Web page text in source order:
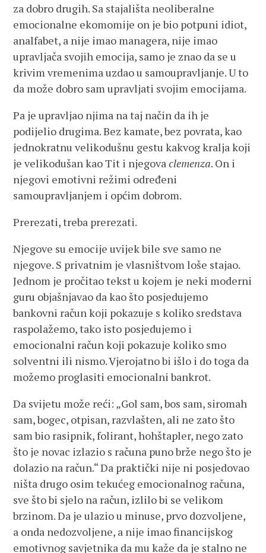
za dobro drugih. Sa stajališta neoliberalne
emocionalne ekomomije on je bio potpuni idiot,
analfabet, a nije imao managera, nije imao
upravljača svojih emocija, samo je znao da se u
krivim vremenima uzdao u samoupravljanje. U to
da može dobro sam upravljati svojim emocijama.
Pa je upravljao njima na taj način da ih je
podijelio drugima. Bez kamate, bez povrata, kao
jednokratnu velikodušnu gestu kakvog kralja koji
je velikodušan kao Tit i njegovaclemenza. On i
njegovi emotivni režimi određeni
samoupravljanjem i općim dobrom.
Prerezati, treba prerezati.
Njegove su emocije uvijek bile sve samo ne
njegove. S privatnim je vlasništvom loše stajao.
Jednom je pročitao tekst u kojem je neki moderni
guru objašnjavao da kao što posjedujemo
bankovni račun koji pokazuje s koliko sredstava
raspolažemo, tako isto posjedujemo i
emocionalni račun koji pokazuje koliko smo
solventni ili nismo. Vjerojatno bi išlo i do toga da
možemo proglasiti emocionalni bankrot.
Da svijetu može reći: „Gol sam, bos sam, siromah
sam, bogec, otpisan, razvlašten, ali ne zato što
sam bio rasipnik, folirant, hohštapler, nego zato
što je novac izlazio s računa puno brže nego što je
dolazio na račun.“ Da praktički nije ni posjedovao
ništa drugo osim tekućeg emocionalnog računa,
sve što bi sjelo na račun, izlilo bi se velikom
brzinom. Da je ulazio u minuse, prvo dozvoljene,
a onda nedozvoljene, a nije imao financijskog
emotivnog savjetnika da mu kaže da je stalno ne